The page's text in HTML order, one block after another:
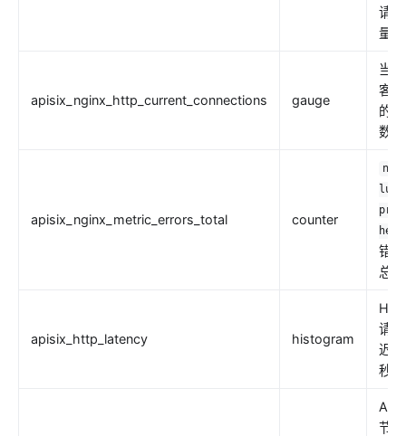
请
量。
apisix_nginx_http_current_connections gauge
当
客
的
数
apisix_nginx_metric_errors_total counter
lua-
heus
错
总
apisix_http_latency histogram
请
迟
秒
节